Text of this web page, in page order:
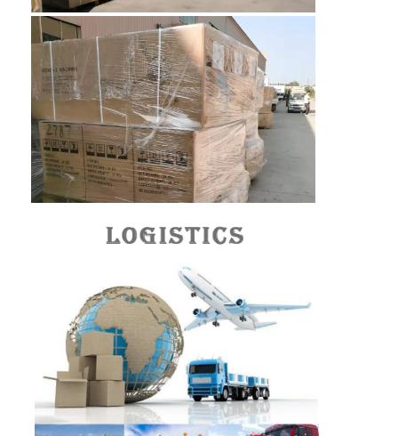
খাদ্য জাল বেল্ট
মৌচাক পরিবাহক বেল্ট
পরিবাহক চেইন প্লেট
সোলার ফটোভোলটাইক মেশ বেল্ট
চেইন মেশ বেল্ট
সর্পিল ফ্রিজার বেল্ট
ওভেন কনভেয়ার বেল্ট